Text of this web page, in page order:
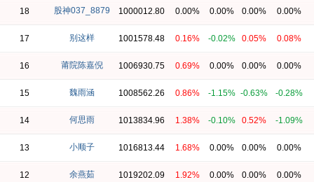
18 股神037_8879 1000012.80 0.00% 0.00% 0.00% 0.00%
17 别这样 1001578.48 0.16% -0.02% 0.05% 0.08%
16 莆院陈嘉倪 1006930.75 0.69% 0.00% 0.00% 0.00%
15 魏雨涵 1008562.26 0.86% -1.15% -0.63% -0.28%
14 何思雨 1013834.96 1.38% -0.10% 0.52% -1.09%
13 小顺子 1016813.44 1.68% 0.00% 0.00% 0.00%
12 余燕茹 1019202.09 1.92% 0.00% 0.00% 0.00%